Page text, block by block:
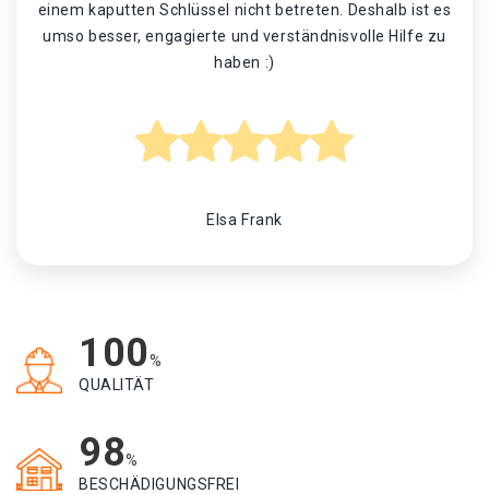
einem kaputten Schlüssel nicht betreten. Deshalb ist es
umso besser, engagierte und verständnisvolle Hilfe zu
haben :)
Elsa Frank
100%
QUALITÄT
98%
BESCHÄDIGUNGSFREI